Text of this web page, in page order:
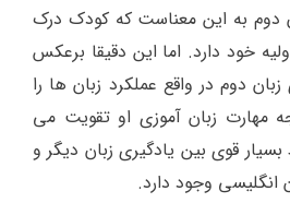
دوم به این معناست که کودک درک
خود دارد. اما این دقیقا برعکس
دوم در واقع عملکرد زبان ها را
مهارت زبان آموزی او تقویت می
بسیار قوی بین یادگیری زبان دیگر و
انگلیسی وجود دارد.